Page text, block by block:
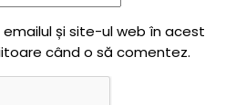
și site-ul web în acest
când o să comentez.